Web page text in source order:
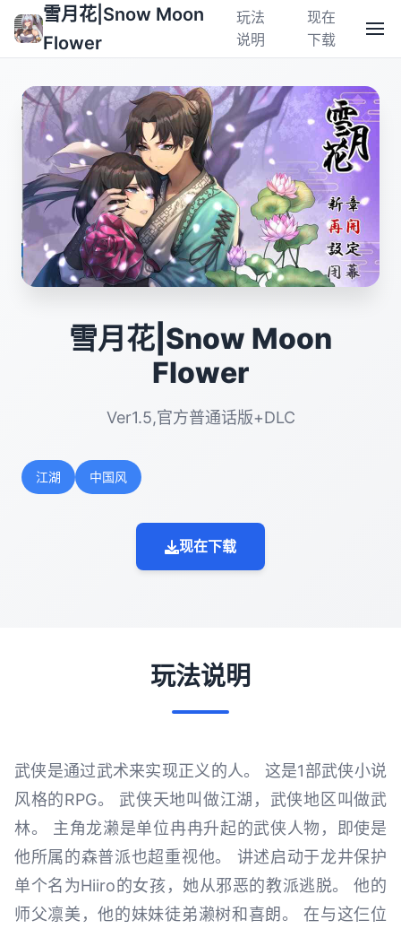
雪月花|Snow Moon
Flower
玩法
说明
现在
下载
雪月花|Snow Moon
Flower
Ver1.5,官方普通话版+DLC
江湖 中国风
现在下载
玩法说明
武侠是通过武术来实现正义的人。 这是1部武侠小说
风格的RPG。 武侠天地叫做江湖，武侠地区叫做武
林。 主角龙濑是单位冉冉升起的武侠人物，即使是
他所属的森普派也超重视他。 讲述启动于龙井保护
单个名为Hiiro的女孩，她从邪恶的教派逃脱。 他的
师父凛美，他的妹妹徒弟濑树和喜朗。 在与这仨位